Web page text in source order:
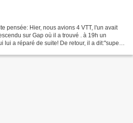
pensée: Hier, nous avions 4 VTT, l'un avait
sur Gap où il a trouvé . à 19h un
lui a réparé de suite! De retour, il a dit:"super